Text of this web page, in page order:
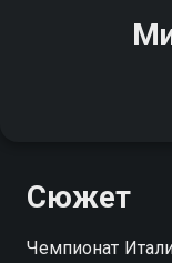
Сюжет
Чемпионат